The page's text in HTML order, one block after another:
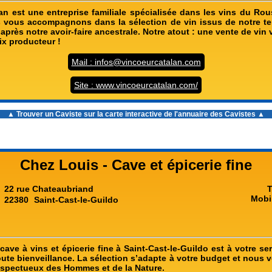
est une entreprise familiale spécialisée dans les vins du
vous accompagnons dans la sélection de vin issus de notre
notre avoir-faire ancestrale. Notre atout : une vente de vin
producteur !
Mail : infos@vincoeurcatalan.com
Site : www.vincoeurcatalan.com/
▲ Trouver un Caviste sur la carte interactive de l'annuaire des Cavistes ▲
Chez Louis - Cave et épicerie fine
22 rue Chateaubriand
22380 Saint-Cast-le-Guildo
à vins et épicerie fine à Saint-Cast-le-Guildo est à votre
bienveillance. La sélection s’adapte à votre budget et nous
des Hommes et de la Nature.